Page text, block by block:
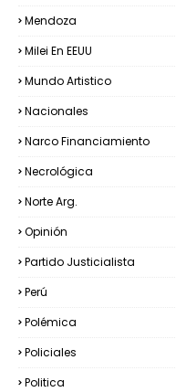
Mendoza
Milei En EEUU
Mundo Artistico
Nacionales
Narco Financiamiento
Necrológica
Norte Arg.
Opinión
Partido Justicialista
Perú
Polémica
Policiales
Politica